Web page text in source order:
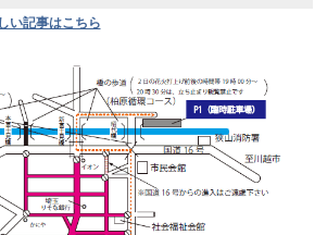
い記事はこちら